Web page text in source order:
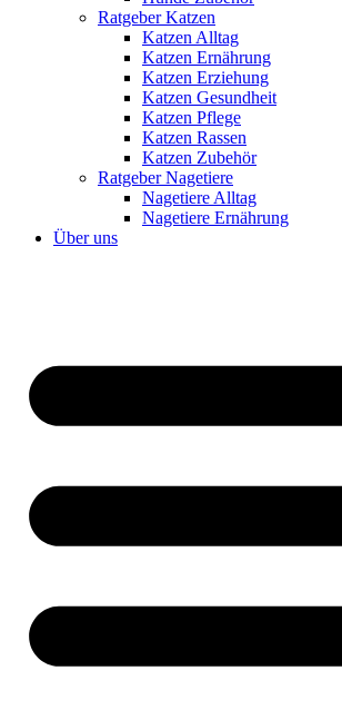
Ratgeber Katzen
Katzen Alltag
Katzen Ernährung
Katzen Erziehung
Katzen Gesundheit
Katzen Pflege
Katzen Rassen
Katzen Zubehör
Ratgeber Nagetiere
Nagetiere Alltag
Nagetiere Ernährung
Über uns